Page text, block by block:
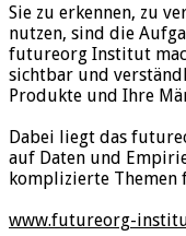
Sie zu erkennen, zu
nutzen, sind die
futureorg Institut
sichtbar und
Produkte und Ihre
Dabei liegt das
auf Daten und
komplizierte Themen
www.futureorg-